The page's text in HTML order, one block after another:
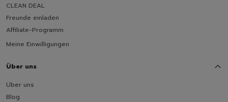
CLEAN DEAL
Freunde einladen
Affiliate-Programm
Meine Einwilligungen
Über uns
Über uns
Blog